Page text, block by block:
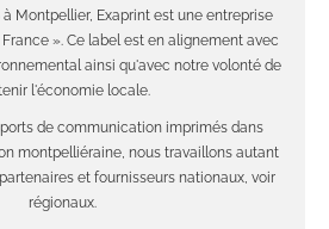
à Montpellier, Exaprint est une entreprise
». Ce label est en alignement avec
ainsi qu'avec notre volonté de
l'économie locale.
de communication imprimés dans
montpelliéraine, nous travaillons autant
et fournisseurs nationaux, voir
régionaux.